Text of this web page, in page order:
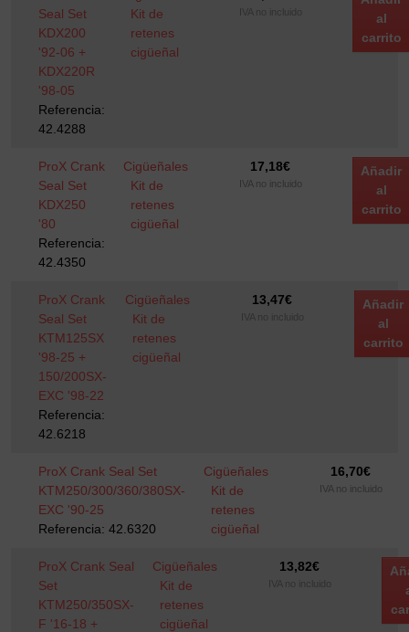
Seal Set
KDX200
'92-06 +
KDX220R
'98-05
Referencia:
42.4288
Kit de
retenes
cigüeñal
IVA no incluido
al
carrito
ProX Crank
Seal Set
KDX250
'80
Referencia:
42.4350
Cigüeñales
Kit de
retenes
cigüeñal
17,18€
IVA no incluido
Añadir
al
carrito
ProX Crank
Seal Set
KTM125SX
'98-25 +
150/200SX-
EXC '98-22
Referencia:
42.6218
Cigüeñales
Kit de
retenes
cigüeñal
13,47€
IVA no incluido
Añadir
al
carrito
ProX Crank Seal Set
KTM250/300/360/380SX-
EXC '90-25
Referencia: 42.6320
Cigüeñales
Kit de
retenes
cigüeñal
16,70€
IVA no incluido
ProX Crank Seal
Set
KTM250/350SX-
F '16-18 +
Cigüeñales
Kit de
retenes
cigüeñal
13,82€
IVA no incluido